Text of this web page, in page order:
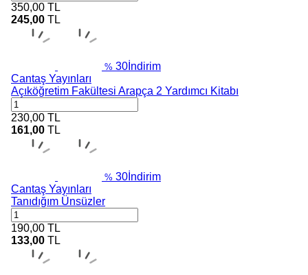
350,00 TL
245,00 TL
% 30 İndirim
Cantaş Yayınları
Açıköğretim Fakültesi Arapça 2 Yardımcı Kitabı
230,00 TL
161,00 TL
% 30 İndirim
Cantaş Yayınları
Tanıdığım Ünsüzler
190,00 TL
133,00 TL